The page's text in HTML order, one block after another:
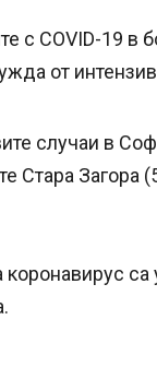
с COVID-19 в
от
случаи в
Стара Загора
са